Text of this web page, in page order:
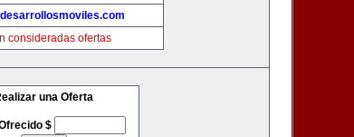
desarrollosmoviles.com
consideradas ofertas
una Oferta
$